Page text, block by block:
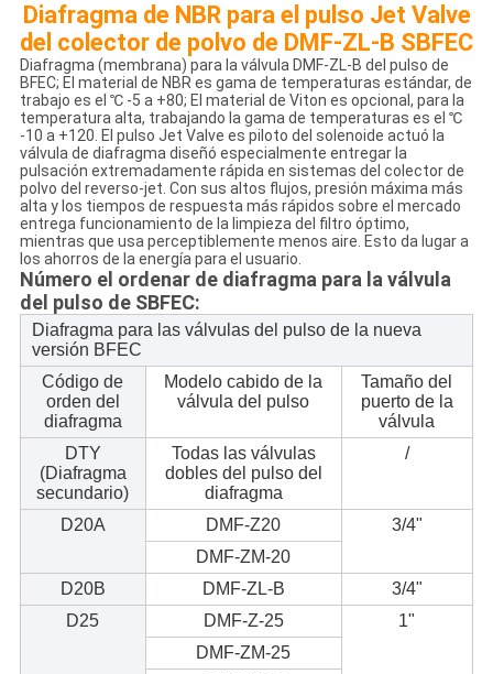
Diafragma de NBR para el pulso Jet Valve
del colector de polvo de DMF-ZL-B SBFEC
Diafragma (membrana) para la válvula DMF-ZL-B del pulso de
BFEC; El material de NBR es gama de temperaturas estándar, de
trabajo es el ℃ -5 a +80; El material de Viton es opcional, para la
temperatura alta, trabajando la gama de temperaturas es el ℃
-10 a +120. El pulso Jet Valve es piloto del solenoide actuó la
válvula de diafragma diseñó especialmente entregar la
pulsación extremadamente rápida en sistemas del colector de
polvo del reverso-jet. Con sus altos flujos, presión máxima más
alta y los tiempos de respuesta más rápidos sobre el mercado
entrega funcionamiento de la limpieza del filtro óptimo,
mientras que usa perceptiblemente menos aire. Esto da lugar a
los ahorros de la energía para el usuario.
Número el ordenar de diafragma para la válvula
del pulso de SBFEC:
Diafragma para las válvulas del pulso de la nueva
versión BFEC
Código de
orden del
diafragma
Modelo cabido de la
válvula del pulso
Tamaño del
puerto de la
válvula
DTY
(Diafragma
secundario)
Todas las válvulas
dobles del pulso del
diafragma
/
D20A DMF-Z20
3/4"
DMF-ZM-20
D20B
DMF-ZL-B
3/4"
D25
DMF-Z-25
1"
DMF-ZM-25